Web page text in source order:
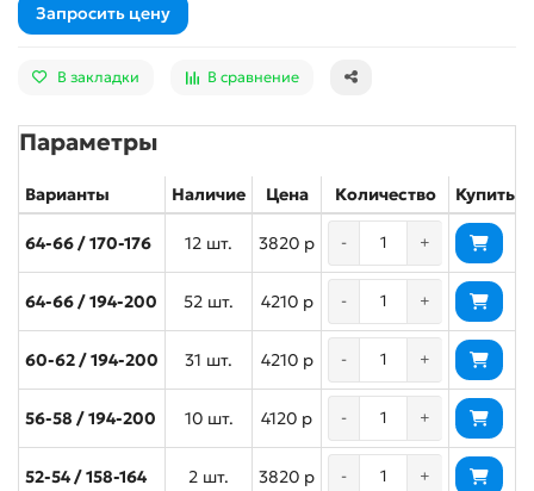
Запросить цену
В закладки В сравнение
Параметры
Варианты Наличие Цена Количество Купить
64-66 / 170-176 12 шт. 3820 р - +
64-66 / 194-200 52 шт. 4210 р - +
60-62 / 194-200 31 шт. 4210 р - +
56-58 / 194-200 10 шт. 4120 р - +
52-54 / 158-164 2 шт. 3820 р - +